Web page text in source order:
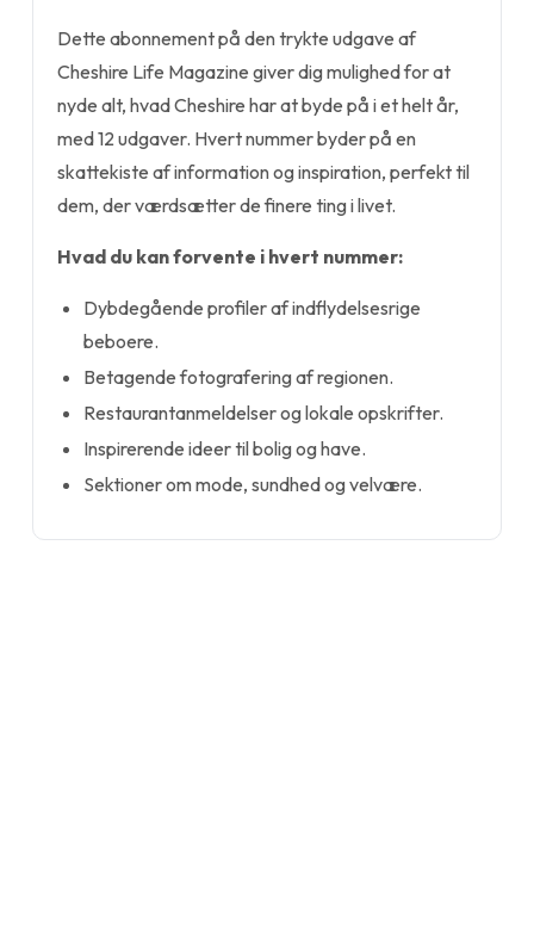
Dette abonnement på den trykte udgave af
Cheshire Life Magazine giver dig mulighed for at
nyde alt, hvad Cheshire har at byde på i et helt år,
med 12 udgaver. Hvert nummer byder på en
skattekiste af information og inspiration, perfekt til
dem, der værdsætter de finere ting i livet.
Hvad du kan forvente i hvert nummer:
Dybdegående profiler af indflydelsesrige
beboere.
Betagende fotografering af regionen.
Restaurantanmeldelser og lokale opskrifter.
Inspirerende ideer til bolig og have.
Sektioner om mode, sundhed og velvære.